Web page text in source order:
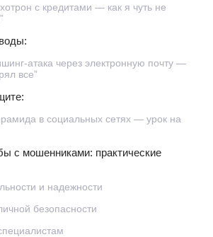
с кредитами — как я чуть не
атака через электронную почту —
все”
в социальных сетях — урок на
с мошенниками: практические
и надежности
безопасности